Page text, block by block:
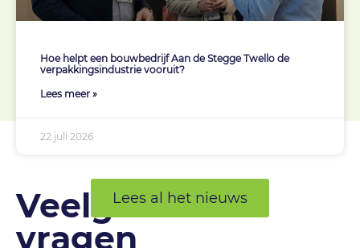
Hoe helpt een bouwbedrijf Aan de Stegge Twello de
verpakkingsindustrie vooruit?
Lees meer »
22 juli 2026
Lees al het nieuws
Veelgestelde
vragen